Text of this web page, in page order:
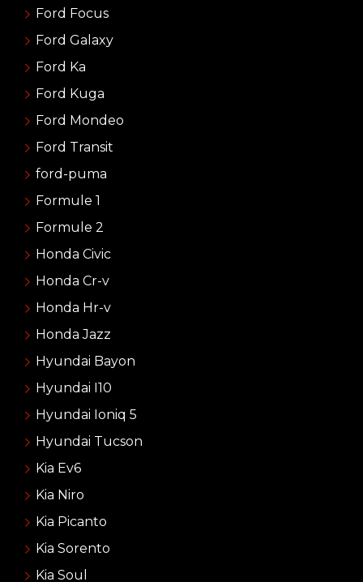
Ford Focus
Ford Galaxy
Ford Ka
Ford Kuga
Ford Mondeo
Ford Transit
ford-puma
Formule 1
Formule 2
Honda Civic
Honda Cr-v
Honda Hr-v
Honda Jazz
Hyundai Bayon
Hyundai I10
Hyundai Ioniq 5
Hyundai Tucson
Kia Ev6
Kia Niro
Kia Picanto
Kia Sorento
Kia Soul